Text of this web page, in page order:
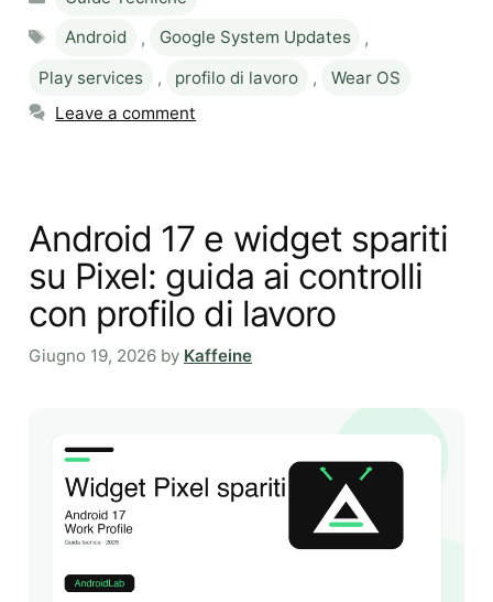
Tags
Android , Google System Updates
,
Play services
, profilo di lavoro ,
Wear OS
Leave a comment
Android 17 e widget spariti
su Pixel: guida ai controlli
con profilo di lavoro
Giugno 19, 2026 by Kaffeine